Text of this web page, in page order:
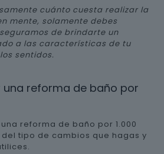
cuánto cuesta realizar la
mente, solamente debes
de brindarte un
a las características de tu
sentidos.
una reforma de baño por
reforma de baño por 1.000
tipo de cambios que hagas y